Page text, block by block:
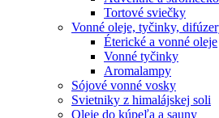
Tortové sviečky
Vonné oleje, tyčinky,
Éterické a vonné oleje
Vonné tyčinky
Aromalampy
Sójové vonné vosky
Svietniky z himalájskej soli
Oleje do kúpeľa a sauny